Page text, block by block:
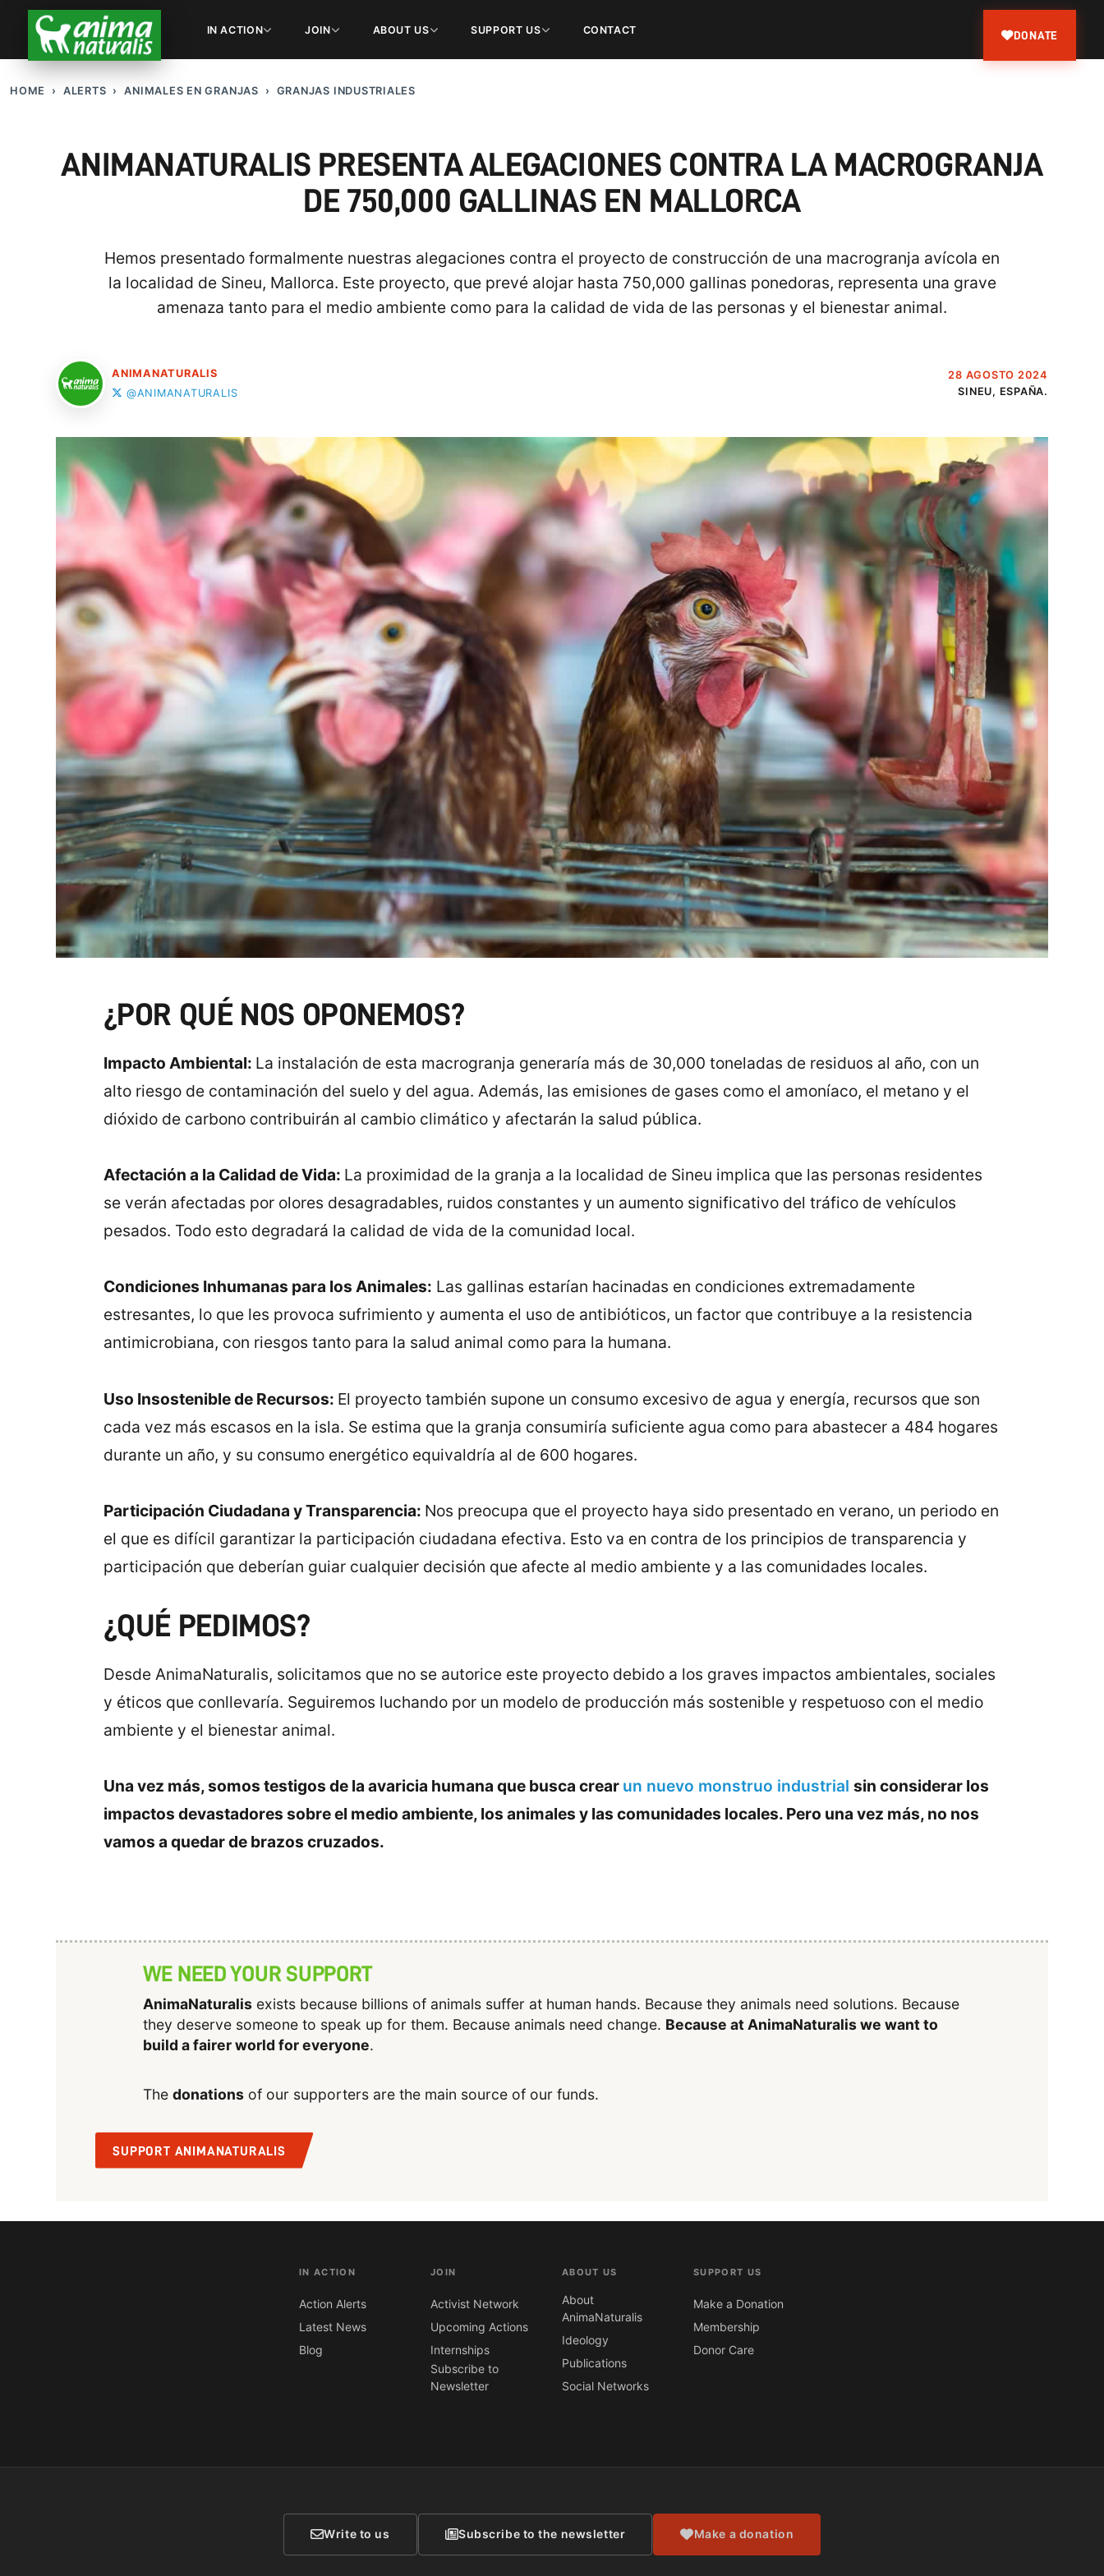
IN ACTION JOIN ABOUT US SUPPORT US CONTACT DONATE
HOME ALERTS ANIMALES EN GRANJAS GRANJAS INDUSTRIALES
ANIMANATURALIS PRESENTA ALEGACIONES CONTRA LA MACROGRANJA
DE 750,000 GALLINAS EN MALLORCA
Hemos presentado formalmente nuestras alegaciones contra el proyecto de construcción de una macrogranja avícola en
la localidad de Sineu, Mallorca. Este proyecto, que prevé alojar hasta 750,000 gallinas ponedoras, representa una grave
amenaza tanto para el medio ambiente como para la calidad de vida de las personas y el bienestar animal.
ANIMANATURALIS
@ANIMANATURALIS
28 AGOSTO 2024
SINEU, ESPAÑA.
¿POR QUÉ NOS OPONEMOS?
Impacto Ambiental: La instalación de esta macrogranja generaría más de 30,000 toneladas de residuos al año, con un
alto riesgo de contaminación del suelo y del agua. Además, las emisiones de gases como el amoníaco, el metano y el
dióxido de carbono contribuirán al cambio climático y afectarán la salud pública.
Afectación a la Calidad de Vida: La proximidad de la granja a la localidad de Sineu implica que las personas residentes
se verán afectadas por olores desagradables, ruidos constantes y un aumento significativo del tráfico de vehículos
pesados. Todo esto degradará la calidad de vida de la comunidad local.
Condiciones Inhumanas para los Animales: Las gallinas estarían hacinadas en condiciones extremadamente
estresantes, lo que les provoca sufrimiento y aumenta el uso de antibióticos, un factor que contribuye a la resistencia
antimicrobiana, con riesgos tanto para la salud animal como para la humana.
Uso Insostenible de Recursos: El proyecto también supone un consumo excesivo de agua y energía, recursos que son
cada vez más escasos en la isla. Se estima que la granja consumiría suficiente agua como para abastecer a 484 hogares
durante un año, y su consumo energético equivaldría al de 600 hogares.
Participación Ciudadana y Transparencia: Nos preocupa que el proyecto haya sido presentado en verano, un periodo en
el que es difícil garantizar la participación ciudadana efectiva. Esto va en contra de los principios de transparencia y
participación que deberían guiar cualquier decisión que afecte al medio ambiente y a las comunidades locales.
¿QUÉ PEDIMOS?
Desde AnimaNaturalis, solicitamos que no se autorice este proyecto debido a los graves impactos ambientales, sociales
y éticos que conllevaría. Seguiremos luchando por un modelo de producción más sostenible y respetuoso con el medio
ambiente y el bienestar animal.
Una vez más, somos testigos de la avaricia humana que busca crear un nuevo monstruo industrial sin considerar los
impactos devastadores sobre el medio ambiente, los animales y las comunidades locales. Pero una vez más, no nos
vamos a quedar de brazos cruzados.
WE NEED YOUR SUPPORT
AnimaNaturalisexists because billions of animals suffer at human hands. Because they animals need solutions. Because
they deserve someone to speak up for them. Because animals need change. Because at AnimaNaturalis we want to
build a fairer world for everyone.
The donationsof our supporters are the main source of our funds.
SUPPORT ANIMANATURALIS
IN ACTION
Action Alerts
Latest News
Blog
JOIN
Activist Network
Upcoming Actions
Internships
Subscribe to
Newsletter
ABOUT US
About
AnimaNaturalis
Ideology
Publications
Social Networks
SUPPORT US
Make a Donation
Membership
Donor Care
Write to us Subscribe to the newsletter Make a donation